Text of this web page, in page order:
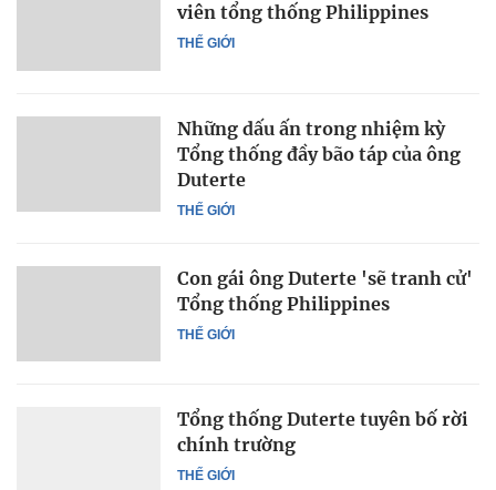
THẾ GIỚI
viên tổng thống Philippines
THẾ GIỚI
Những dấu ấn trong nhiệm kỳ
Tổng thống đầy bão táp của ông
Duterte
THẾ GIỚI
Con gái ông Duterte 'sẽ tranh cử'
Tổng thống Philippines
THẾ GIỚI
Tổng thống Duterte tuyên bố rời
chính trường